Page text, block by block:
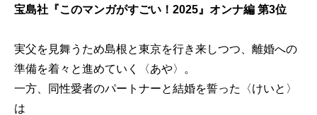
宝島社『このマンガがすごい！2025』オンナ編 第3位
実父を見舞うため島根と東京を行き来しつつ、離婚への
準備を着々と進めていく〈あや〉。
一方、同性愛者のパートナーと結婚を誓った〈けいと〉
は